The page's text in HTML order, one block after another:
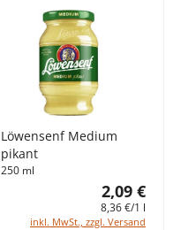
Löwensenf Medium
pikant
250 ml
2,09 €
8,36 €/1 l
inkl. MwSt., zzgl. Versand